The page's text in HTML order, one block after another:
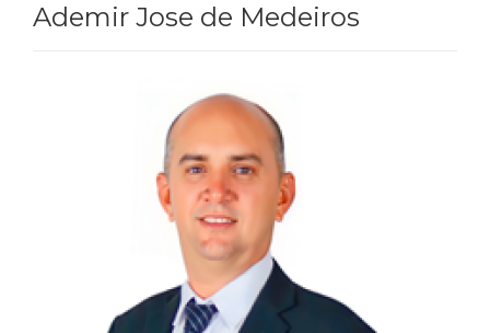
Ademir Jose de Medeiros